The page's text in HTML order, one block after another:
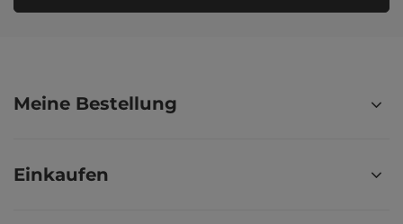
Meine Bestellung
Einkaufen